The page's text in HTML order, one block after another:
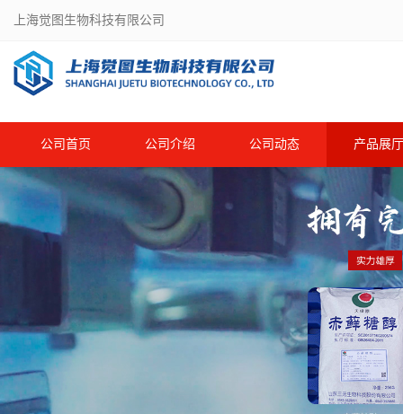
上海觉图生物科技有限公司
公司首页 公司介绍 公司动态 产品展厅